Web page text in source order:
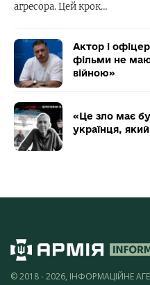
агресора. Цей крок…
Актор і
фільми не
війною»
«Це зло має
українця,
© 2018 - 2026, ІНФОРМАЦІЙНЕ